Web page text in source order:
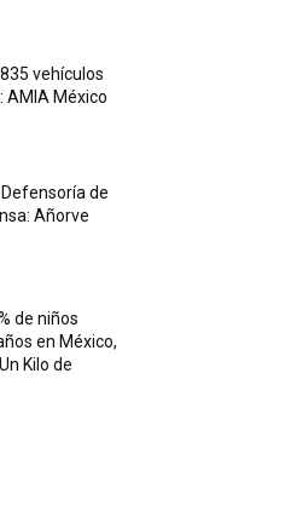
vehículos
AMIA México
de
Añorve
de niños
en México,
Kilo de